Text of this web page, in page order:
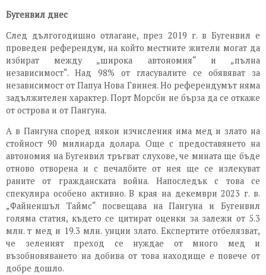
Бугенвил днес
След дългогодишно отлагане, през 2019 г. в Бугенвил е
проведен референдум, на който местните жители могат да
избират между „широка автономия“ и „пълна
независимост“. Над 98% от гласувалите се обявяват за
независимост от Папуа Нова Гвинея. Но референдумът няма
задължителен характер. Порт Морсби не бърза да се откаже
от острова и от Пангуна.
А в Пангуна според някои изчисления има мед и злато на
стойност 90 милиарда долара. Още с предоставянето на
автономия на Бугенвил тръгват слухове, че мината ще бъде
отново отворена и с печалбите от нея ще се излекуват
раните от гражданската война. Напоследък с това се
спекулира особено активно. В края на декември 2023 г. в.
„Файненшъл Таймс“ посвещава на Пангуна и Бугенвил
голяма статия, където се цитират оценки за залежи от 5.3
млн. т мед и 19.3 млн. унции злато. Експертите отбелязват,
че зеленият преход се нуждае от много мед и
възобновяването на добива от това находище е повече от
добре дошло.